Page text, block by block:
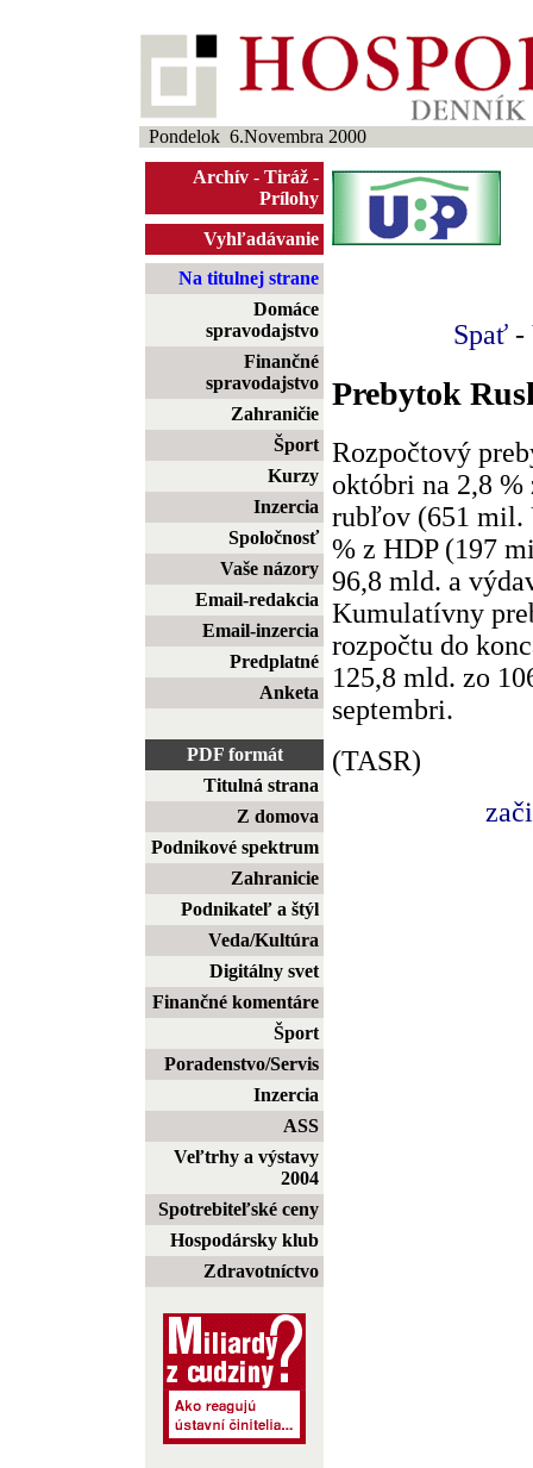
Pondelok 6.Novembra 2000
Archív - Tiráž -
Prílohy
Vyhľadávanie
Na titulnej strane
Domáce
spravodajstvo
Finančné
spravodajstvo
Zahraničie
Šport
Kurzy
Inzercia
Spoločnosť
Vaše názory
Email-redakcia
Email-inzercia
Predplatné
Anketa
PDF formát
Titulná strana
Z domova
Podnikové spektrum
Zahranicie
Podnikateľ a štýl
Veda/Kultúra
Digitálny svet
Finančné komentáre
Šport
Poradenstvo/Servis
Inzercia
ASS
Veľtrhy a výstavy
2004
Spotrebiteľské ceny
Hospodársky klub
Zdravotníctvo
Spať -
Prebytok
Rozpočtový
októbri na 2,8 %
rubľov (651 mil.
% z HDP (197
96,8 mld. a
Kumulatívny
rozpočtu do
125,8 mld. zo
septembri.
(TASR)